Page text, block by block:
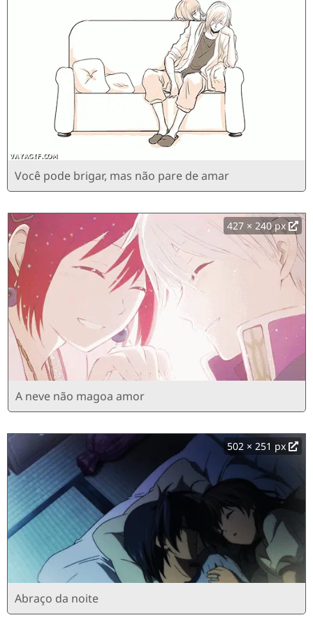
Você pode brigar, mas não pare de amar
427 × 240 px
A neve não magoa amor
502 × 251 px
Abraço da noite